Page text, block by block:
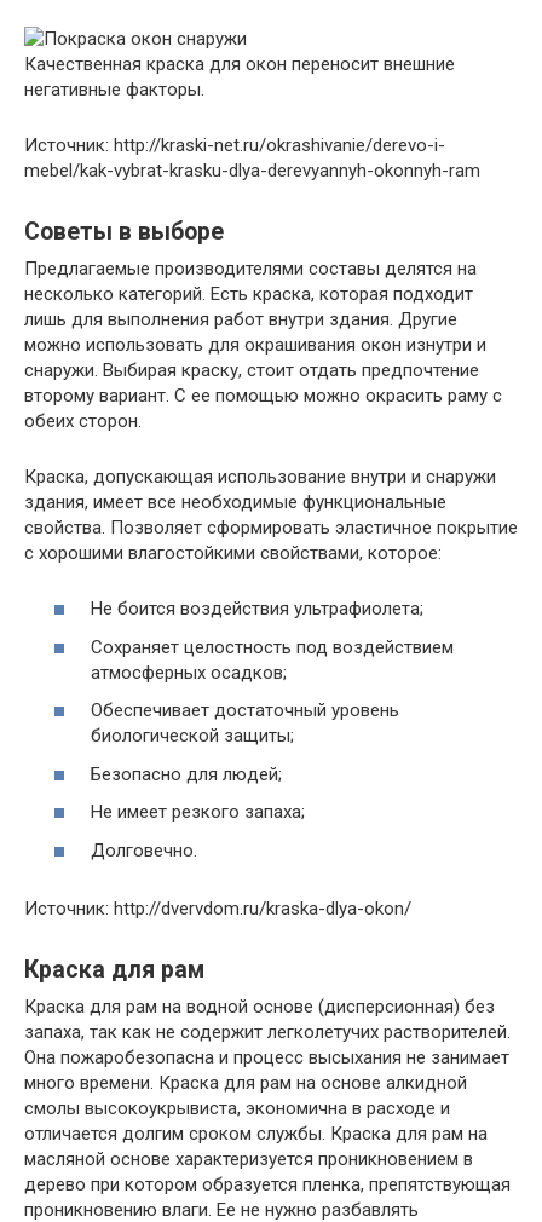
Качественная краска для окон переносит внешние
негативные факторы.
Источник: http://kraski-net.ru/okrashivanie/derevo-i-
mebel/kak-vybrat-krasku-dlya-derevyannyh-okonnyh-ram
Советы в выборе
Предлагаемые производителями составы делятся на
несколько категорий. Есть краска, которая подходит
лишь для выполнения работ внутри здания. Другие
можно использовать для окрашивания окон изнутри и
снаружи. Выбирая краску, стоит отдать предпочтение
второму вариант. С ее помощью можно окрасить раму с
обеих сторон.
Краска, допускающая использование внутри и снаружи
здания, имеет все необходимые функциональные
свойства. Позволяет сформировать эластичное покрытие
с хорошими влагостойкими свойствами, которое:
Не боится воздействия ультрафиолета;
Сохраняет целостность под воздействием
атмосферных осадков;
Обеспечивает достаточный уровень
биологической защиты;
Безопасно для людей;
Не имеет резкого запаха;
Долговечно.
Источник: http://dvervdom.ru/kraska-dlya-okon/
Краска для рам
Краска для рам на водной основе (дисперсионная) без
запаха, так как не содержит легколетучих растворителей.
Она пожаробезопасна и процесс высыхания не занимает
много времени. Краска для рам на основе алкидной
смолы высокоукрывиста, экономична в расходе и
отличается долгим сроком службы. Краска для рам на
масляной основе характеризуется проникновением в
дерево при котором образуется пленка, препятствующая
проникновению влаги. Ее не нужно разбавлять